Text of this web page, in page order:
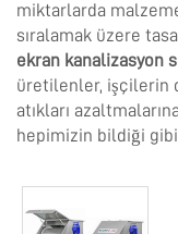
miktarlarda
sıralamak üzere
ekran kanalizasyon
üretilenler, işçilerin
atıkları
hepimizin bildiği